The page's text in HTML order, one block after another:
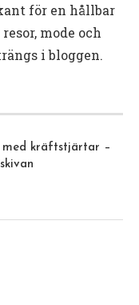
för en hållbar
mode och
i bloggen.
med kräftstjärtar –